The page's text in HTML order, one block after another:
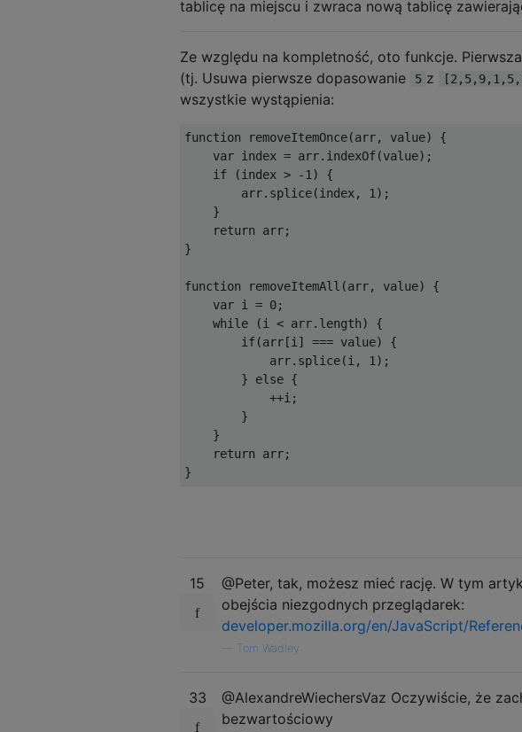
tablicę na miejscu i zwraca nową tablicę
Ze względu na kompletność, oto funkcje.
(tj. Usuwa pierwsze dopasowanie
5 z
wszystkie wystąpienia:
function removeItemOnce(arr, value)
{
var index = arr. indexOf(value);
if
(index > -1 )
{
        arr
. splice(index, 1 );
}
return arr;
}
function removeItemAll (arr, value)
{
var i = 0;
while
(i < arr. length)
{
if(arr[i ] === value)
{
            arr
. splice(i , 1 );
}
else {
++i ;
}
}
return arr;
}
15
@Peter, tak, możesz mieć rację. W tym
obejścia niezgodnych przeglądarek:
developer.mozilla.org/en/JavaScript/
Tom Wadley
33
@AlexandreWiechersVaz Oczywiście, że
bezwartościowy